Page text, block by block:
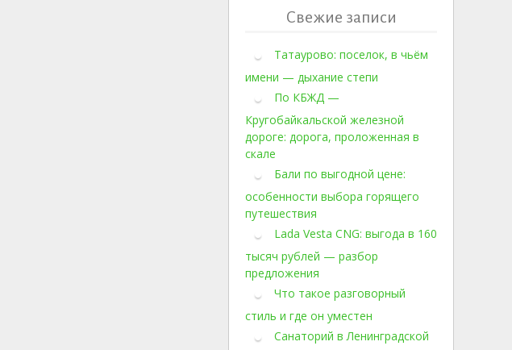
Свежие записи
Татаурово: поселок, в чьём
имени — дыхание степи
По КБЖД —
Кругобайкальской железной
дороге: дорога, проложенная в
скале
Бали по выгодной цене:
особенности выбора горящего
путешествия
Lada Vesta CNG: выгода в 160
тысяч рублей — разбор
предложения
Что такое разговорный
стиль и где он уместен
Санаторий в Ленинградской